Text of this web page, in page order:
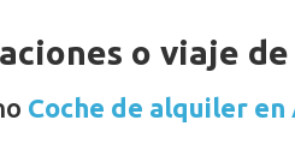
o viaje
Coche de alquiler